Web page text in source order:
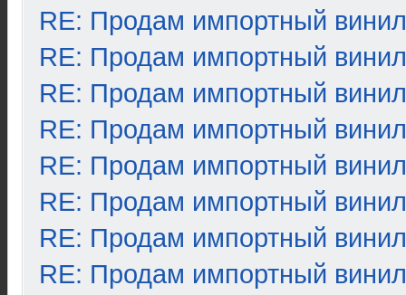
RE: Продам импортный винил
RE: Продам импортный винил
RE: Продам импортный винил
RE: Продам импортный винил
RE: Продам импортный винил
RE: Продам импортный винил
RE: Продам импортный винил
RE: Продам импортный винил